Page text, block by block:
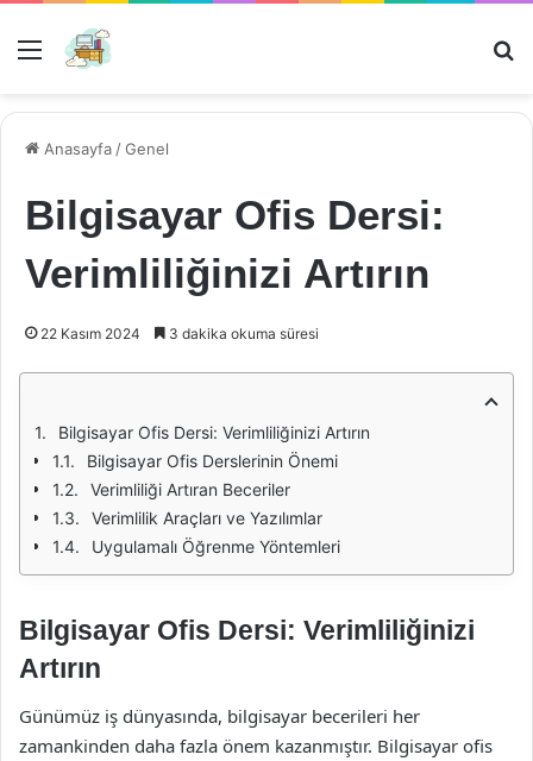
Menü
Anasayfa /Genel
Bilgisayar Ofis Dersi:
Verimliliğinizi Artırın
22 Kasım 2024 3 dakika okuma süresi
Bilgisayar Ofis Dersi: Verimliliğinizi Artırın
Bilgisayar Ofis Derslerinin Önemi
Verimliliği Artıran Beceriler
Verimlilik Araçları ve Yazılımlar
Uygulamalı Öğrenme Yöntemleri
Bilgisayar Ofis Dersi: Verimliliğinizi
Artırın
Günümüz iş dünyasında, bilgisayar becerileri her
zamankinden daha fazla önem kazanmıştır. Bilgisayar ofis